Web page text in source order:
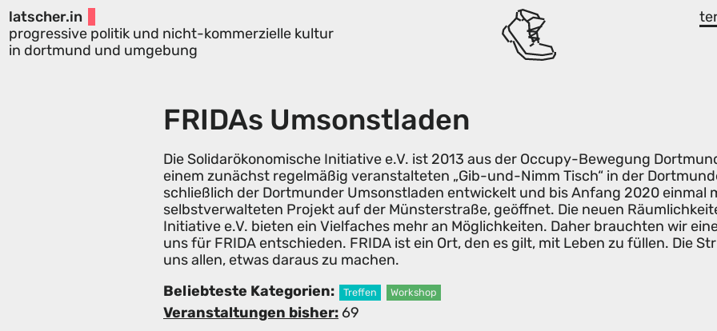
latscher.in
progressive politik und nicht-kommerzielle kultur
in dortmund und umgebung
FRIDAs Umsonstladen
Die Solidarökonomische Initiative e.V. ist 2013 aus der Occupy-Bewegung
einem zunächst regelmäßig veranstalteten „Gib-und-Nimm Tisch“ in der
schließlich der Dortmunder Umsonstladen entwickelt und bis Anfang 2020 einmal
selbstverwalteten Projekt auf der Münsterstraße, geöffnet. Die neuen
Initiative e.V. bieten ein Vielfaches mehr an Möglichkeiten. Daher brauchten wir
uns für FRIDA entschieden. FRIDA ist ein Ort, den es gilt, mit Leben zu füllen. Die
uns allen, etwas daraus zu machen.
Beliebteste Kategorien:
Treffen Workshop
Veranstaltungen bisher: 69